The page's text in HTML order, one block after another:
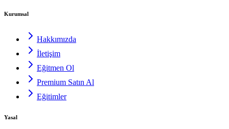
Kurumsal
Hakkımızda
İletişim
Eğitmen Ol
Premium Satın Al
Eğitimler
Yasal